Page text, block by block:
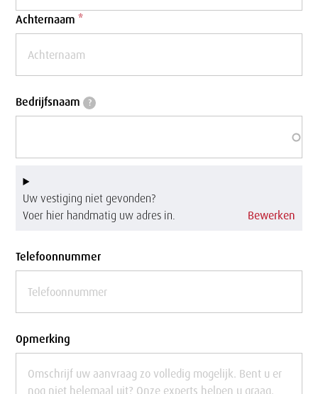
Achternaam *
Bedrijfsnaam
Bedrijfsnaam ?
Uw vestiging niet gevonden?
Voer hier handmatig uw adres in.
Bewerken
Telefoonnummer
Opmerking